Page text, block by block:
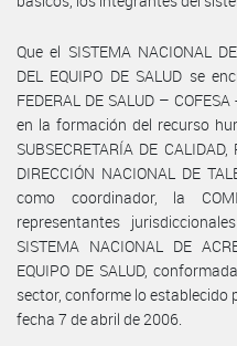
Que el SISTEMA NACIONAL
DEL EQUIPO DE SALUD se
FEDERAL DE SALUD –
en la formación del recurso
SUBSECRETARÍA DE
DIRECCIÓN NACIONAL DE
como coordinador, la
representantes
SISTEMA NACIONAL DE
EQUIPO DE SALUD,
sector, conforme lo establecido
fecha 7 de abril de 2006.